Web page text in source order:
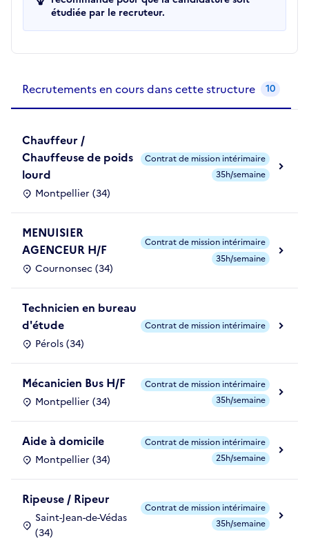
étudiée par le recruteur.
Recrutements en cours dans cette structure 10
Chauffeur /
Chauffeuse de poids
lourd
Montpellier (34)
Contrat de mission intérimaire
35h/semaine
MENUISIER
AGENCEUR H/F
Cournonsec (34)
Contrat de mission intérimaire
35h/semaine
Technicien en bureau
d'étude
Pérols (34)
Contrat de mission intérimaire
Mécanicien Bus H/F
Montpellier (34)
Contrat de mission intérimaire
35h/semaine
Aide à domicile
Montpellier (34)
Contrat de mission intérimaire
25h/semaine
Ripeuse / Ripeur
Saint-Jean-de-Védas
(34)
Contrat de mission intérimaire
35h/semaine